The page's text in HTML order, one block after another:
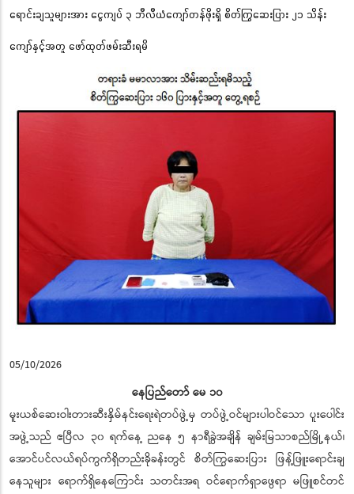
ရောင်းချသူများအား ငွေကျပ် ၃ ဘီလီယံကျော်တန်ဖိုးရှိ စိတ်ကြွဆေးပြား ၂၁ သိန်း
ကျော်နှင့်အတူ ဖော်ထုတ်ဖမ်းဆီးရမိ
05/10/2026
နေပြည်တော် မေ ၁၀
မူးယစ်ဆေးဝါးတားဆီးနှိမ်နင်းရေးရဲတပ်ဖွဲ့မှ တပ်ဖွဲ့ဝင်များပါဝင်သော ပူးပေါင်း
အဖွဲ့သည် ဧပြီလ ၃၀ ရက်နေ့ ညနေ ၅ နာရီခွဲအချိန် ချမ်းမြသာစည်မြို့နယ်၊
အောင်ပင်လယ်ရပ်ကွက်ရှိတည်းခိုခန်းတွင် စိတ်ကြွဆေးပြား ဖြန့်ဖြူးရောင်းချ
နေသူများ ရောက်ရှိနေကြောင်း သတင်းအရ ဝင်ရောက်ရှာဖွေရာ မဖြူစင်တင်